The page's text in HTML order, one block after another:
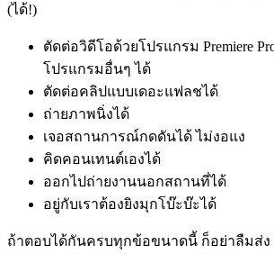
(ได้!)
ตัดต่อวิดีโอด้วยโปรแกรม Premiere
โปรแกรมอื่นๆ ได้
ตัดต่อคลิปแบบเดอะแฟลชได้
ถ่ายภาพนิ่งได้
เจอสถานการณ์กดดันได้ ไม่งอแง
คิดคอนเทนต์เองได้
ออกไปถ่ายงานนอกสถานที่ได้
อยู่กับเราต้องยิงมุกโบ๊ะบ๊ะได้
ถ้าตอบได้กันครบทุกข้อขนาดนี้ ก็อย่าลืมส่ง